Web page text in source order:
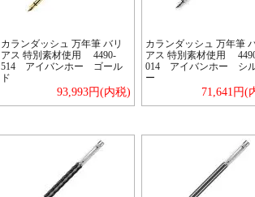
カランダッシュ 万年筆 バリ
アス 特別素材使用 4490-
514 アイバンホー ゴール
ド
93,993円(内税)
カランダッシュ 万年筆
アス 特別素材使用
014 アイバンホー シ
ー
71,641円(